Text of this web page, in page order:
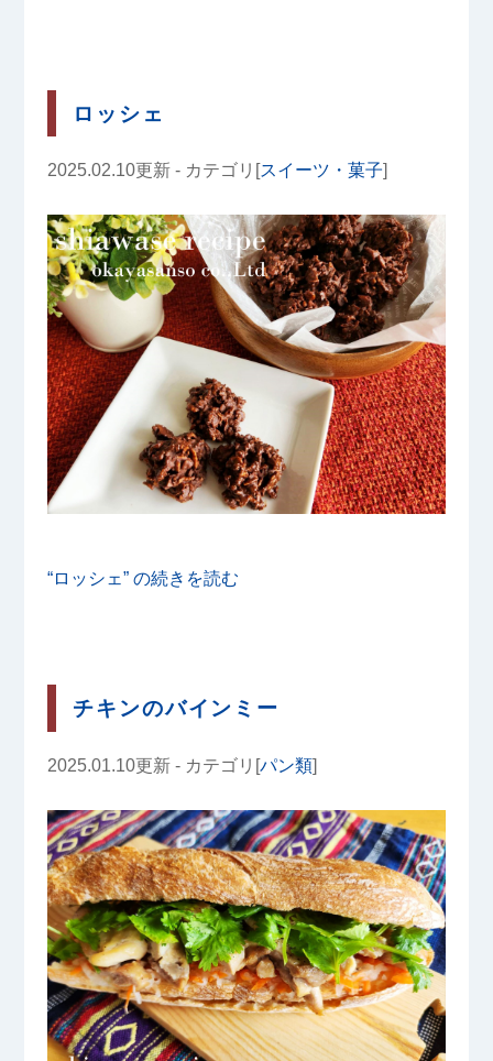
ロッシェ
2025.02.10更新 - カテゴリ[スイーツ・菓子]
“ロッシェ” の続きを読む
チキンのバインミー
2025.01.10更新 - カテゴリ[パン類]